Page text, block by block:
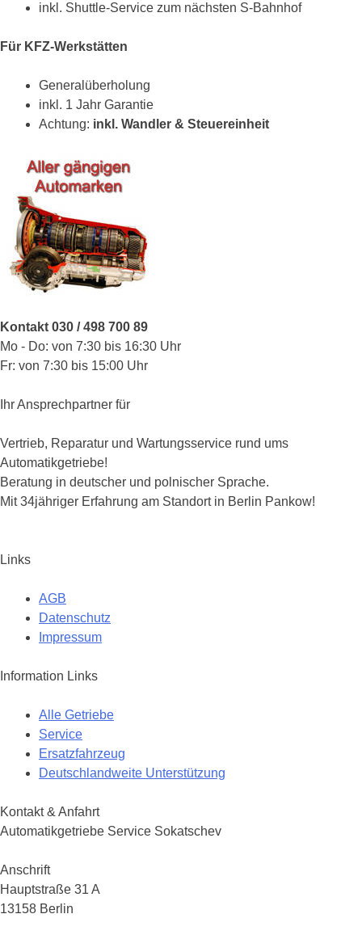
inkl. Shuttle-Service zum nächsten S-Bahnhof
Für KFZ-Werkstätten
Generalüberholung
inkl. 1 Jahr Garantie
Achtung: inkl. Wandler & Steuereinheit
Kontakt 030 / 498 700 89
Mo - Do: von 7:30 bis 16:30 Uhr
Fr: von 7:30 bis 15:00 Uhr
Ihr Ansprechpartner für
Vertrieb, Reparatur und Wartungsservice rund ums
Automatikgetriebe!
Beratung in deutscher und polnischer Sprache.
Mit 34jähriger Erfahrung am Standort in Berlin Pankow!
Links
AGB
Datenschutz
Impressum
Information Links
Alle Getriebe
Service
Ersatzfahrzeug
Deutschlandweite Unterstützung
Kontakt & Anfahrt
Automatikgetriebe Service Sokatschev
Anschrift
Hauptstraße 31 A
13158 Berlin